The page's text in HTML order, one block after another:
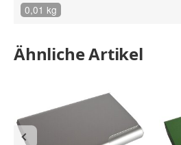
0,01 kg
Ähnliche Artikel